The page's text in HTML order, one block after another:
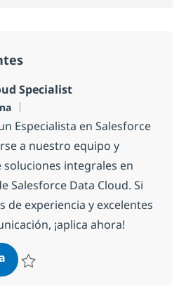
Specialist
Especialista en Salesforce
a nuestro equipo y
integrales en
Salesforce Data Cloud. Si
de experiencia y excelentes
¡aplica ahora!
Salesforce Data Cloud